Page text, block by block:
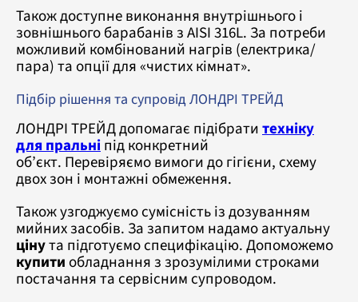
Також доступне виконання внутрішнього і
зовнішнього барабанів з AISI 316L. За потреби
можливий комбінований нагрів (електрика/
пара) та опції для «чистих кімнат».
Підбір рішення та супровід ЛОНДРІ ТРЕЙД
ЛОНДРІ ТРЕЙД допомагає підібратитехніку
для пральніпід конкретний
об’єкт. Перевіряємо вимоги до гігієни, схему
двох зон і монтажні обмеження.
Також узгоджуємо сумісність із дозуванням
мийних засобів. За запитом надамо актуальну
цінута підготуємо специфікацію. Допоможемо
купитиобладнання з зрозумілими строками
постачання та сервісним супроводом.